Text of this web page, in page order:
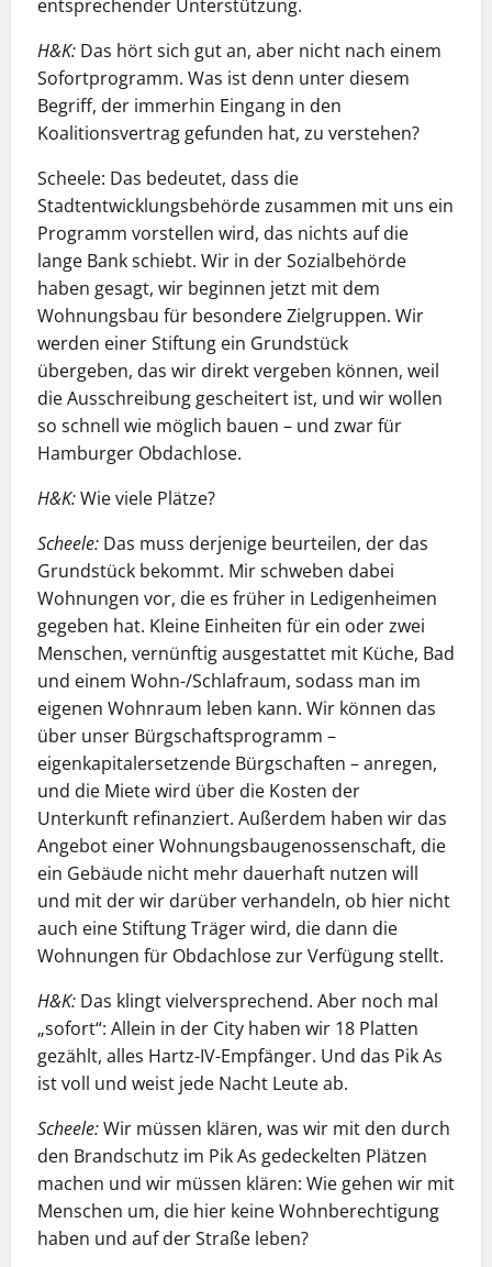
entsprechender Unterstützung.
H&K: Das hört sich gut an, aber nicht nach einem
Sofortprogramm. Was ist denn unter diesem
Begriff, der immerhin Eingang in den
Koalitionsvertrag gefunden hat, zu verstehen?
Scheele: Das bedeutet, dass die
Stadtentwicklungsbehörde zusammen mit uns ein
Programm vorstellen wird, das nichts auf die
lange Bank schiebt. Wir in der Sozialbehörde
haben gesagt, wir beginnen jetzt mit dem
Wohnungsbau für besondere Zielgruppen. Wir
werden einer Stiftung ein Grundstück
übergeben, das wir direkt vergeben können, weil
die Ausschreibung gescheitert ist, und wir wollen
so schnell wie möglich bauen – und zwar für
Hamburger Obdachlose.
H&K:Wie viele Plätze?
Scheele: Das muss derjenige beurteilen, der das
Grundstück bekommt. Mir schweben dabei
Wohnungen vor, die es früher in Ledigenheimen
gegeben hat. Kleine Einheiten für ein oder zwei
Menschen, vernünftig ausgestattet mit Küche, Bad
und einem Wohn-/Schlafraum, sodass man im
eigenen Wohnraum leben kann. Wir können das
über unser Bürgschaftsprogramm –
eigenkapitalersetzende Bürgschaften – anregen,
und die Miete wird über die Kosten der
Unterkunft refinanziert. Außerdem haben wir das
Angebot einer Wohnungsbaugenossenschaft, die
ein Gebäude nicht mehr dauerhaft nutzen will
und mit der wir darüber verhandeln, ob hier nicht
auch eine Stiftung Träger wird, die dann die
Wohnungen für Obdachlose zur Verfügung stellt.
H&K: Das klingt vielversprechend. Aber noch mal
„sofort“: Allein in der City haben wir 18 Platten
gezählt, alles Hartz-IV-Empfänger. Und das Pik As
ist voll und weist jede Nacht Leute ab.
Scheele:Wir müssen klären, was wir mit den durch
den Brandschutz im Pik As gedeckelten Plätzen
machen und wir müssen klären: Wie gehen wir mit
Menschen um, die hier keine Wohnberechtigung
haben und auf der Straße leben?